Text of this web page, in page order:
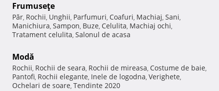
Frumuseţe
Păr, Rochii, Unghii, Parfumuri, Coafuri, Machiaj, Sani,
Manichiura, Sampon, Buze, Celulita, Machiaj ochi,
Tratament celulita, Salonul de acasa
Modă
Rochii, Rochii de seara, Rochii de mireasa, Costume de baie,
Pantofi, Rochii elegante, Inele de logodna, Verighete,
Ochelari de soare, Tendinte 2020